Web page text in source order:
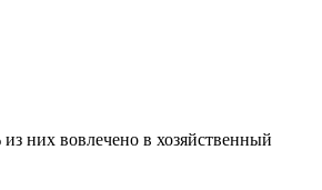
них вовлечено в хозяйственный